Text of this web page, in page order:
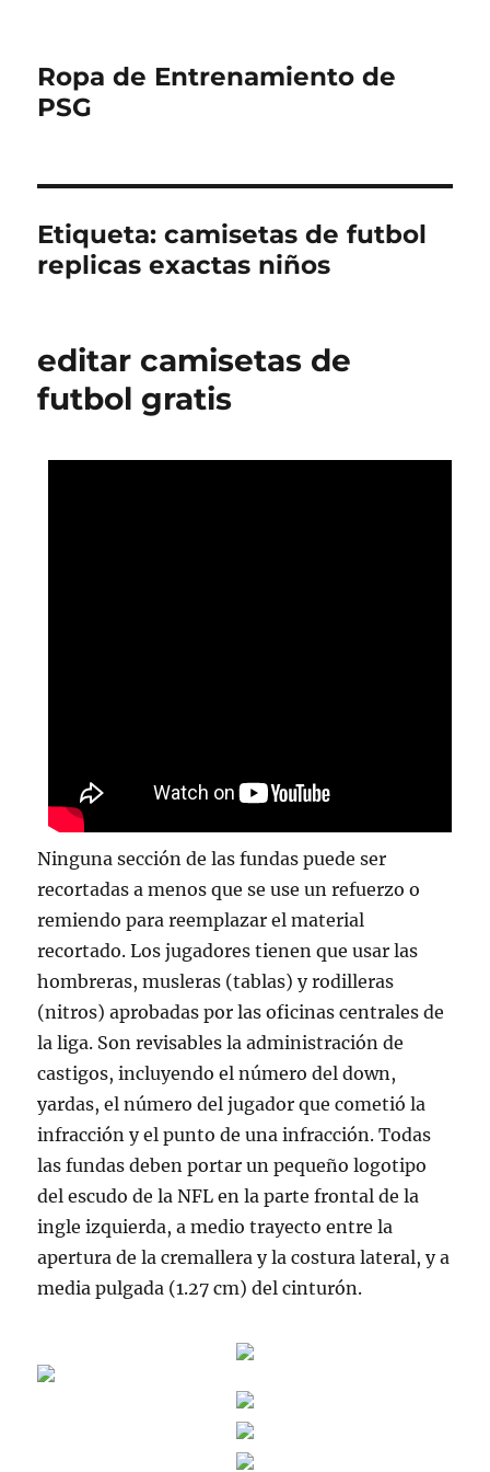
Ropa de Entrenamiento de
PSG
Etiqueta:camisetas de futbol
replicas exactas niños
editar camisetas de
futbol gratis
Ninguna sección de las fundas puede ser
recortadas a menos que se use un refuerzo o
remiendo para reemplazar el material
recortado. Los jugadores tienen que usar las
hombreras, musleras (tablas) y rodilleras
(nitros) aprobadas por las oficinas centrales de
la liga. Son revisables la administración de
castigos, incluyendo el número del down,
yardas, el número del jugador que cometió la
infracción y el punto de una infracción. Todas
las fundas deben portar un pequeño logotipo
del escudo de la NFL en la parte frontal de la
ingle izquierda, a medio trayecto entre la
apertura de la cremallera y la costura lateral, y a
media pulgada (1.27 cm) del cinturón.